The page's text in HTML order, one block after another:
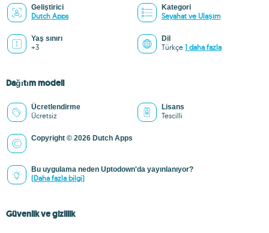
Geliştirici
Dutch Apps
Kategori
Seyahat ve Ulaşım
Yaş sınırı
+3
Dil
Türkçe 1 daha fazla
Dağıtım modeli
Ücretlendirme
Ücretsiz
Lisans
Tescilli
Copyright © 2026 Dutch Apps
Bu uygulama neden Uptodown'da yayınlanıyor?
(Daha fazla bilgi)
Güvenlik ve gizlilik